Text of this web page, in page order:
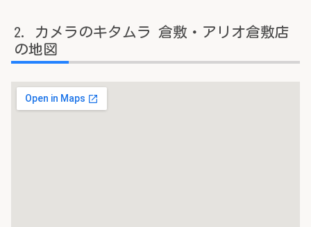
カメラのキタムラ 倉敷・アリオ倉敷店
の地図